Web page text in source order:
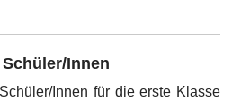
Innen
Innen für die erste Klasse